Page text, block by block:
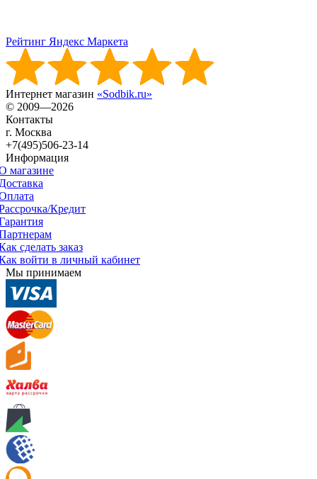
Рейтинг Яндекс Маркета
Интернет магазин «Sodbik.ru»
© 2009—2026
Контакты
г. Москва
+7(495)506-23-14
Информация
магазине
Кредит
сделать заказ
войти в личный кабинет
Мы принимаем